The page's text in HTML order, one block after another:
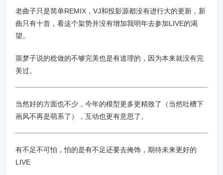
c
r
老曲子只是简单REMIX，VJ和投影源都没有进行大的更新，新
曲只有十首，看这个架势并没有增加我明年去参加LIVE的渴
望。
噩梦子说的稔做的不够完美也是有道理的，因为本来就没有完
美过。
当然好的方面也不少，今年的模型更多更精致了（当然吐槽下
画风不再是萌系了），互动也更有意思了。
有不足不可怕，怕的是有不足还要去掩饰，期待未来更好的
LIVE